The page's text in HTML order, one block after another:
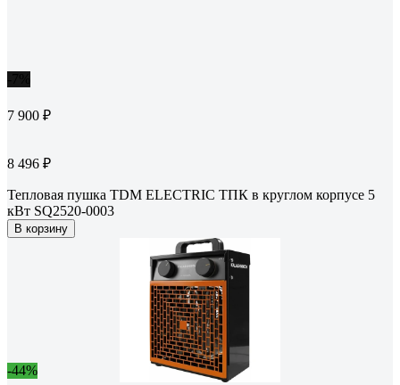
7 900 ₽
8 496 ₽
Тепловая пушка TDM ELECTRIC ТПК в круглом корпусе 5
кВт SQ2520-0003
В корзину
-44%